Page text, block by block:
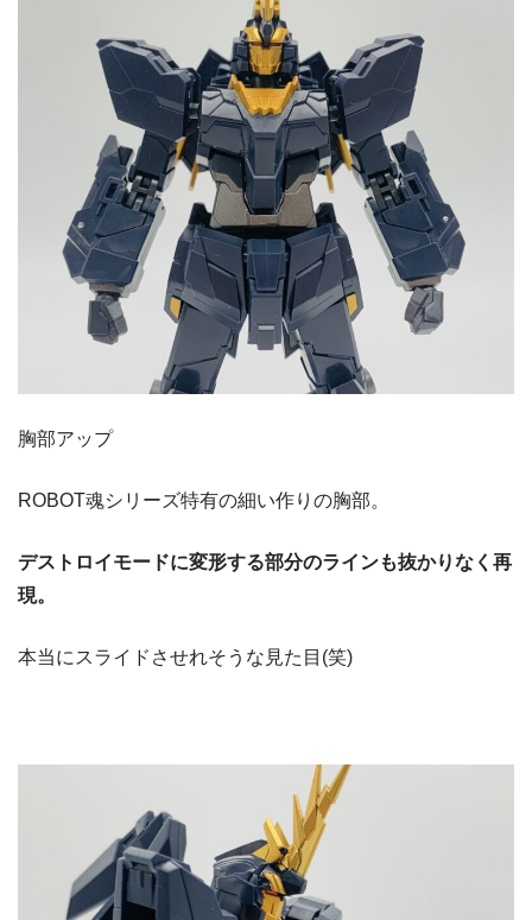
胸部アップ
ROBOT魂シリーズ特有の細い作りの胸部。
デストロイモードに変形する部分のラインも抜かりなく再
現。
本当にスライドさせれそうな見た目(笑)